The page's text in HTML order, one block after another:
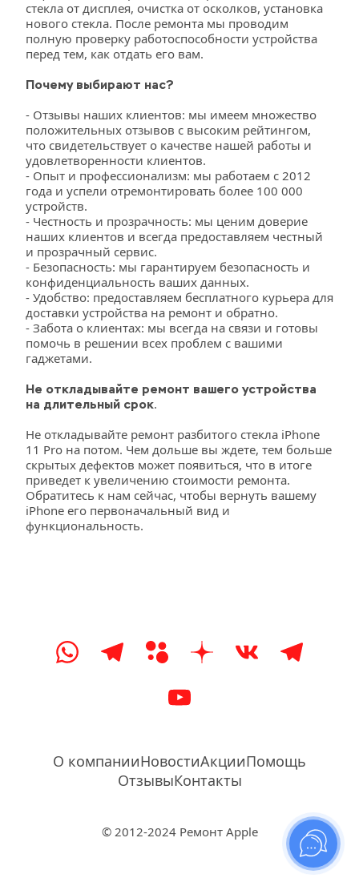
стекла от дисплея, очистка от осколков, установка
нового стекла. После ремонта мы проводим
полную проверку работоспособности устройства
перед тем, как отдать его вам.
Почему выбирают нас?
- Отзывы наших клиентов: мы имеем множество
положительных отзывов с высоким рейтингом,
что свидетельствует о качестве нашей работы и
удовлетворенности клиентов.
- Опыт и профессионализм: мы работаем с 2012
года и успели отремонтировать более 100 000
устройств.
- Честность и прозрачность: мы ценим доверие
наших клиентов и всегда предоставляем честный
и прозрачный сервис.
- Безопасность: мы гарантируем безопасность и
конфиденциальность ваших данных.
- Удобство: предоставляем бесплатного курьера для
доставки устройства на ремонт и обратно.
- Забота о клиентах: мы всегда на связи и готовы
помочь в решении всех проблем с вашими
гаджетами.
Не откладывайте ремонт вашего устройства
на длительный срок.
Не откладывайте ремонт разбитого стекла iPhone
11 Pro на потом. Чем дольше вы ждете, тем больше
скрытых дефектов может появиться, что в итоге
приведет к увеличению стоимости ремонта.
Обратитесь к нам сейчас, чтобы вернуть вашему
iPhone его первоначальный вид и
функциональность.
О компанииНовостиАкцииПомощь
ОтзывыКонтакты
© 2012-2024 Ремонт Apple